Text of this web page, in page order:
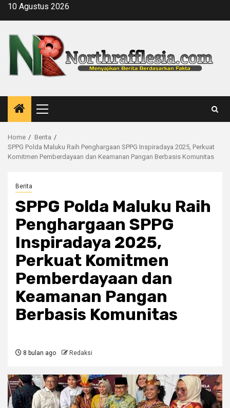
Skip10 Agustus 2026
Primary
Menu
Home
Berita
SPPG Polda Maluku Raih Penghargaan SPPG Inspiradaya 2025, Perkuat
Komitmen Pemberdayaan dan Keamanan Pangan Berbasis Komunitas
Berita
SPPG Polda Maluku Raih
Penghargaan SPPG
Inspiradaya 2025,
Perkuat Komitmen
Pemberdayaan dan
Keamanan Pangan
Berbasis Komunitas
8 bulan ago Redaksi